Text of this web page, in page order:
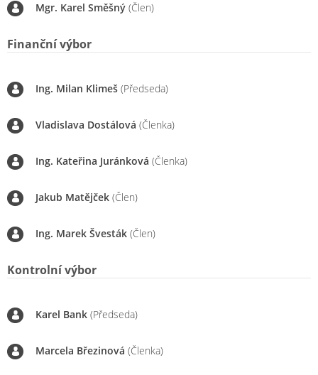
Mgr. Karel Směšný (Člen)
Finanční výbor
Ing. Milan Klimeš (Předseda)
Vladislava Dostálová (Členka)
Ing. Kateřina Juránková (Členka)
Jakub Matějček (Člen)
Ing. Marek Švesták (Člen)
Kontrolní výbor
Karel Bank (Předseda)
Marcela Březinová (Členka)